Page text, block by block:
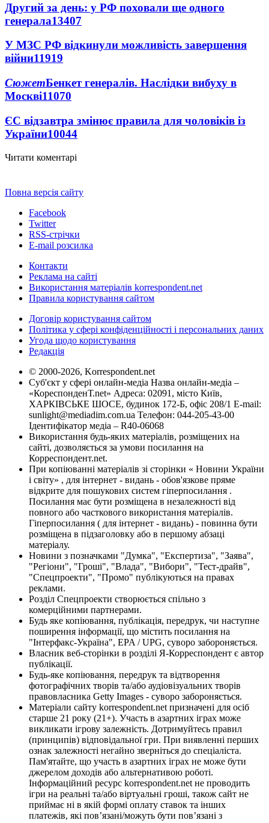
Другий за день: у РФ поховали ще одного
генерала13407
У МЗС РФ відкинули можливість завершення
війни11919
СюжетБенкет генералів. Наслідки вибуху в
Москві11070
ЄС відзавтра змінює правила для чоловіків із
України10044
Читати коментарі
Повна версія сайту
Facebook
Twitter
RSS-стрічки
E-mail розсилка
Контакти
Реклама на сайті
Використання матеріалів korrespondent.net
Правила користування сайтом
Договір користування сайтом
Політика у сфері конфіденційності і персональних даних
Угода щодо користування
Редакція
© 2000-2026, Korrespondent.net
Суб'єкт у сфері онлайн-медіа Назва онлайн-медіа –
«КореспонденТ.net» Адреса: 02091, місто Київ,
ХАРКІВСЬКЕ ШОСЕ, будинок 172-Б, офіс 208/1 E-mail:
sunlight@mediadim.com.ua Телефон: 044-205-43-00
Ідентифікатор медіа – R40-06068
Використання будь-яких матеріалів, розміщених на
сайті, дозволяється за умови посилання на
Корреспондент.net.
При копіюванні матеріалів зі сторінки « Новини України
і світу» , для інтернет - видань - обов'язкове пряме
відкрите для пошукових систем гіперпосилання .
Посилання має бути розміщена в незалежності від
повного або часткового використання матеріалів.
Гіперпосилання ( для інтернет - видань) - повинна бути
розміщена в підзаголовку або в першому абзаці
матеріалу.
Новини з позначками "Думка", "Експертиза", "Заява",
"Регіони", "Гроші", "Влада", "Вибори", "Тест-драйв",
"Спецпроекти", "Промо" публікуються на правах
реклами.
Розділ Спецпроекти створюється спільно з
комерційними партнерами.
Будь яке копіювання, публікація, передрук, чи наступне
поширення інформації, що містить посилання на
"Інтерфакс-Україна", EPA / UPG, суворо забороняється.
Власник веб-сторінки в розділі Я-Корреспондент є автор
публікації.
Будь-яке копіювання, передрук та відтворення
фотографічних творів та/або аудіовізуальних творів
правовласника Getty Images - суворо забороняється.
Матеріали сайту korrespondent.net призначені для осіб
старше 21 року (21+). Участь в азартних іграх може
викликати ігрову залежність. Дотримуйтесь правил
(принципів) відповідальної гри. При виявленні перших
ознак залежності негайно зверніться до спеціаліста.
Пам'ятайте, що участь в азартних іграх не може бути
джерелом доходів або альтернативою роботі.
Інформаційний ресурс korrespondent.net не проводить
ігри на реальні та/або віртуальні гроші, також сайт не
приймає ні в якій формі оплату ставок та інших
платежів, які пов’язані/можуть бути пов’язані з